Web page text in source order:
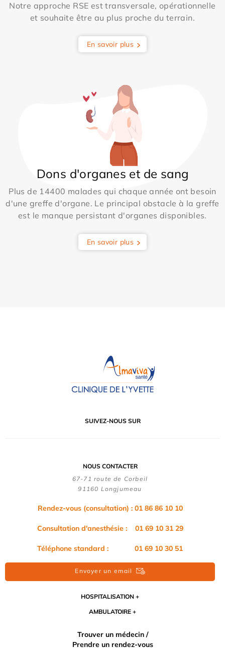
Notre approche RSE est transversale, opérationnelle
et souhaite être au plus proche du terrain.
En savoir plus
Dons d'organes et de sang
Plus de 14400 malades qui chaque année ont besoin
d'une greffe d'organe. Le principal obstacle à la greffe
est le manque persistant d'organes disponibles.
En savoir plus
SUIVEZ-NOUS SUR
NOUS CONTACTER
67-71 route de Corbeil
91160 Longjumeau
Rendez-vous (consultation) : 01 86 86 10 10
Consultation d'anesthésie : 01 69 10 31 29
Téléphone standard : 01 69 10 30 51
Envoyer un email
HOSPITALISATION
AMBULATOIRE
Trouver un médecin /
Prendre un rendez-vous